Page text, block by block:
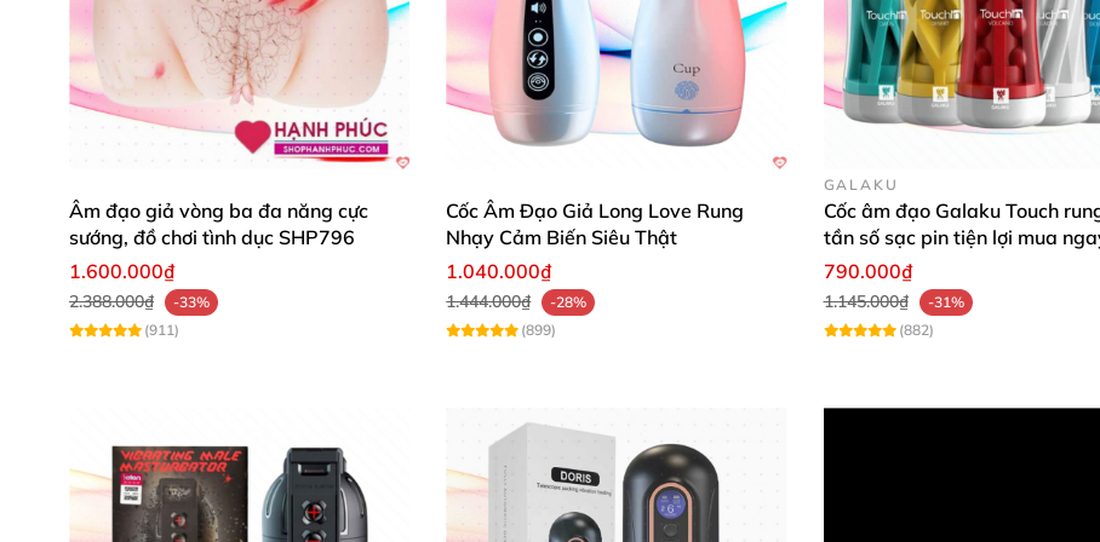
Đặc biệt,Đâythường xuyên có các chương trình khuyến mại giúp bạn có được nhiều sự lựa chọn với
mặt hàng đồ chơi người lớn khác cực kỳ thú vị mời bạn tham khảo thêm nhé.
Âm đạo giả vòng ba đa năng cực
sướng, đồ chơi tình dục SHP796
1.600.000₫
2.388.000₫
-33%
(911)
Cốc Âm Đạo Giả Long Love Rung
Nhạy Cảm Biến Siêu Thật
1.040.000₫
1.444.000₫
-28%
(899)
GALAKU
Cốc âm đạo Galaku Touch
tần số sạc pin tiện lợi mua
790.000₫
1.145.000₫
-31%
(882)